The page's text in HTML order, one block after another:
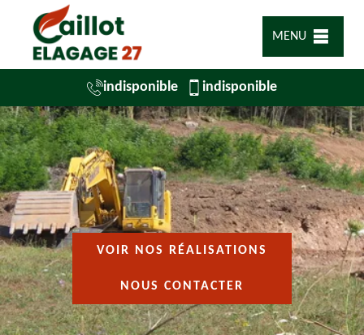
MENU
indisponible indisponible
VOIR NOS RÉALISATIONS
NOUS CONTACTER